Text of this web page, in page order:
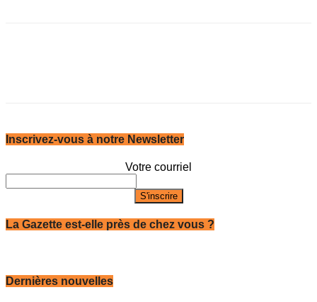
Inscrivez-vous à notre Newsletter
Votre courriel
La Gazette est-elle près de chez vous ?
Dernières nouvelles